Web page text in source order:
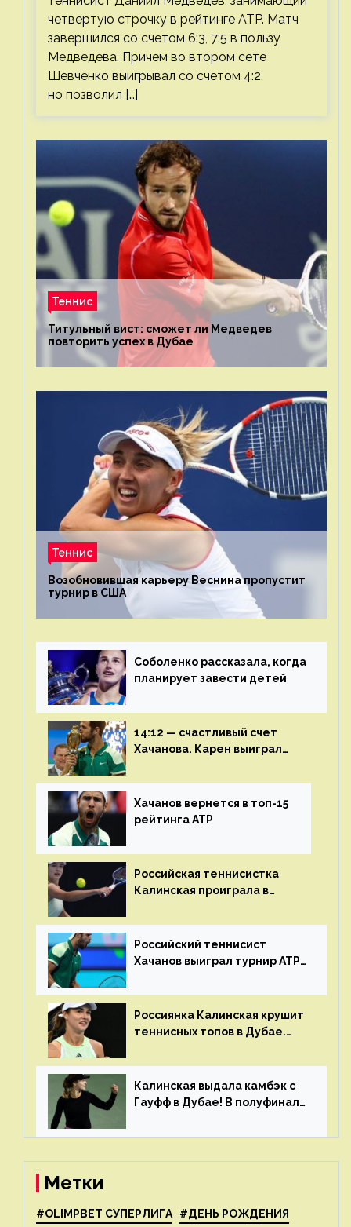
четвертую строчку в рейтинге ATP. Матч
завершился со счетом 6:3, 7:5 в пользу
Медведева. Причем во втором сете
Шевченко выигрывал со счетом 4:2,
но позволил […]
Теннис
Титульный вист: сможет ли Медведев
повторить успех в Дубае
Теннис
Возобновившая карьеру Веснина пропустит
турнир в США
Соболенко рассказала, когда
планирует завести детей
14:12 — счастливый счет
Хачанова. Карен выиграл
Хачанов вернется в топ-15
рейтинга ATP
Российская теннисистка
Калинская проиграла в
Российский теннисист
Хачанов выиграл турнир ATP
Россиянка Калинская крушит
теннисных топов в Дубае.
рейтинга
Калинская выдала камбэк с
Гауфф в Дубае! В полуфинале
Свёнтек
Метки
#OLIMPBET СУПЕРЛИГА #ДЕНЬ РОЖДЕНИЯ